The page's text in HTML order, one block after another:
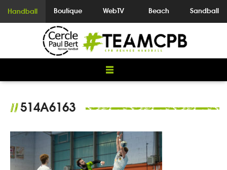
Handball Boutique WebTV Beach Sandball
//514A6163